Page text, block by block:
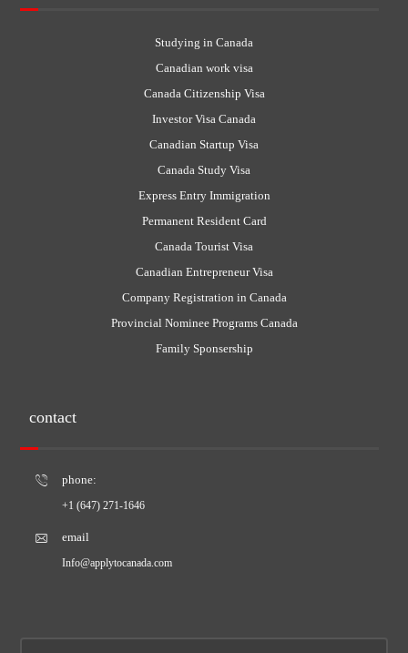
Studying in Canada
Canadian work visa
Canada Citizenship Visa
Investor Visa Canada
Canadian Startup Visa
Canada Study Visa
Express Entry Immigration
Permanent Resident Card
Canada Tourist Visa
Canadian Entrepreneur Visa
Company Registration in Canada
Provincial Nominee Programs Canada
Family Sponsership
contact
phone:
+1 (647) 271-1646
email
Info@applytocanada.com